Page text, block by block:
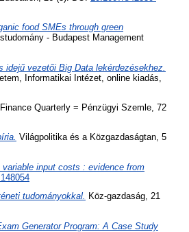
food SMEs through green
- Budapest Management
idejű vezetői Big Data lekérdezésekhez.
Informatikai Intézet, online kiadás,
Quarterly = Pénzügyi Szemle, 72
Világpolitika és a Közgazdaságtan, 5
input costs : evidence from
tudományokkal. Köz-gazdaság, 21
Generator Program: A Case Study